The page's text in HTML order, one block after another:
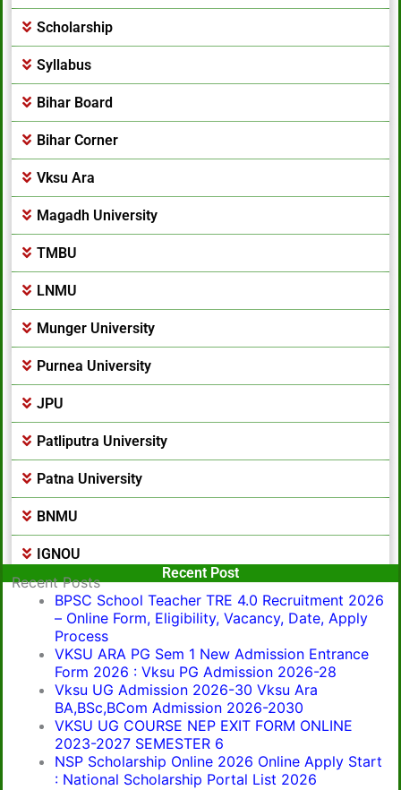
Scholarship
Syllabus
Bihar Board
Bihar Corner
Vksu Ara
Magadh University
TMBU
LNMU
Munger University
Purnea University
JPU
Patliputra University
Patna University
BNMU
IGNOU
Popular Post
Recent Post
Recent Posts
BPSC School Teacher TRE 4.0 Recruitment 2026
– Online Form, Eligibility, Vacancy, Date, Apply
Process
VKSU ARA PG Sem 1 New Admission Entrance
Form 2026 : Vksu PG Admission 2026-28
Vksu UG Admission 2026-30 Vksu Ara
BA,BSc,BCom Admission 2026-2030
VKSU UG COURSE NEP EXIT FORM ONLINE
2023-2027 SEMESTER 6
NSP Scholarship Online 2026 Online Apply Start
: National Scholarship Portal List 2026